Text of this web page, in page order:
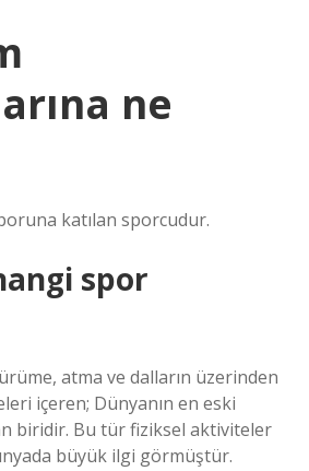
ne
katılan sporcudur.
spor
atma ve dalların üzerinden
içeren; Dünyanın en eski
biridir. Bu tür fiziksel aktiviteler
büyük ilgi görmüştür.